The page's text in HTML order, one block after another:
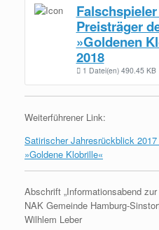
Preisträger
»Goldenen
2018
1 Datei(en) 490.45 KB
Weiterführener Link:
Satirischer Jahresrückblick
»Goldene Klobrille«
Abschrift „Informationsabend
NAK Gemeinde Hamburg-
Wilhlem Leber